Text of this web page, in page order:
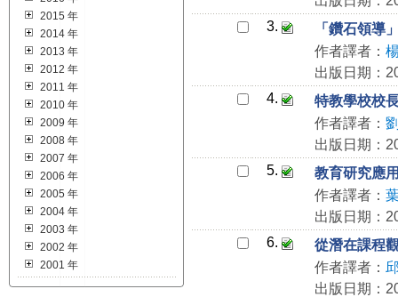
2015 年
2014 年
2013 年
2012 年
2011 年
2010 年
2009 年
2008 年
2007 年
2006 年
2005 年
2004 年
2003 年
2002 年
2001 年
3.
「鑽石領導
作者譯者：
出版日期：
4.
特教學校校
作者譯者：
出版日期：
5.
教育研究應
作者譯者：
出版日期：
6.
從潛在課程
作者譯者：
出版日期：